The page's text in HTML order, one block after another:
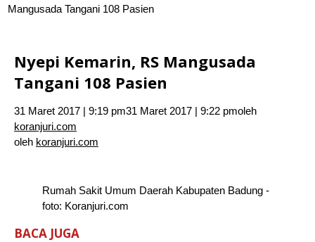
Mangusada Tangani 108 Pasien
Nyepi Kemarin, RS Mangusada
Tangani 108 Pasien
31 Maret 2017 | 9:19 pm31 Maret 2017 | 9:22 pmoleh
koranjuri.com
oleh koranjuri.com
Rumah Sakit Umum Daerah Kabupaten Badung -
foto: Koranjuri.com
BACA JUGA